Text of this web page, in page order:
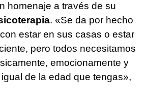
homenaje a través de su
. «Se da por hecho
estar en sus casas o estar
pero todos necesitamos
emocionamente y
de la edad que tengas»,